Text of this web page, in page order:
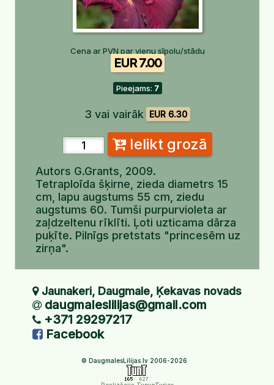
Cena ar PVN par vienu sīpolu/stādu
EUR 7.00
Pieejams: 7
3 vai vairāk EUR 6.30
Ielikt grozā
Autors G.Grants, 2009.
Tetraploīda šķirne, zieda diametrs 15
cm, lapu augstums 55 cm, ziedu
augstums 60. Tumši purpurvioleta ar
zaļdzeltenu rīklīti. Ļoti uzticama dārza
puķīte. Pilnīgs pretstats "princesēm uz
zirņa".
Jaunakeri, Daugmale, Ķekavas novads
daugmaleslilijas@gmail.com
+371 29297217
Facebook
© DaugmalesLilijas.lv 2006-2026